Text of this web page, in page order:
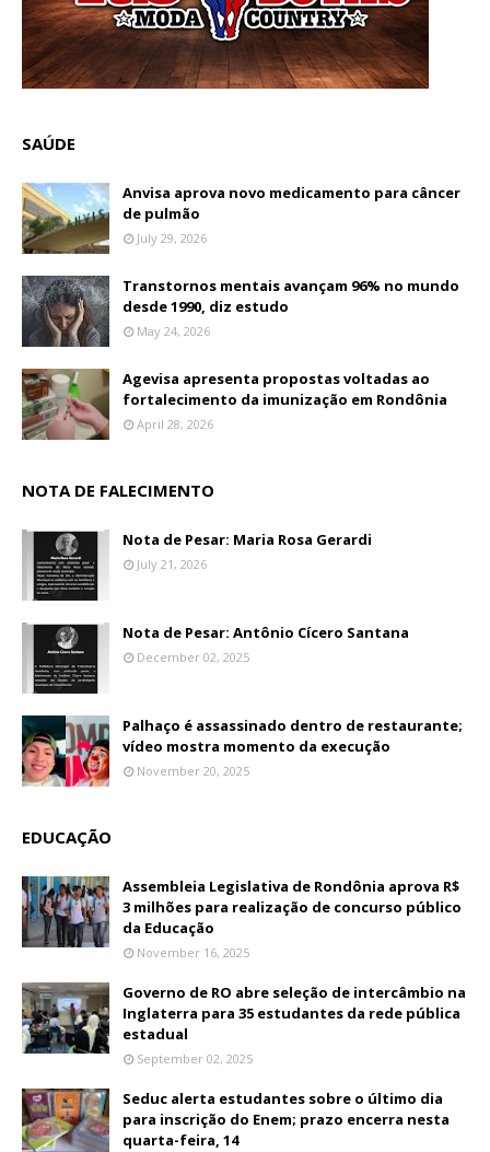
SAÚDE
Anvisa aprova novo medicamento para câncer
de pulmão
July 29, 2026
Transtornos mentais avançam 96% no mundo
desde 1990, diz estudo
May 24, 2026
Agevisa apresenta propostas voltadas ao
fortalecimento da imunização em Rondônia
April 28, 2026
NOTA DE FALECIMENTO
Nota de Pesar: Maria Rosa Gerardi
July 21, 2026
Nota de Pesar: Antônio Cícero Santana
December 02, 2025
Palhaço é assassinado dentro de restaurante;
vídeo mostra momento da execução
November 20, 2025
EDUCAÇÃO
Assembleia Legislativa de Rondônia aprova R$
3 milhões para realização de concurso público
da Educação
November 16, 2025
Governo de RO abre seleção de intercâmbio na
Inglaterra para 35 estudantes da rede pública
estadual
September 02, 2025
Seduc alerta estudantes sobre o último dia
para inscrição do Enem; prazo encerra nesta
quarta-feira, 14